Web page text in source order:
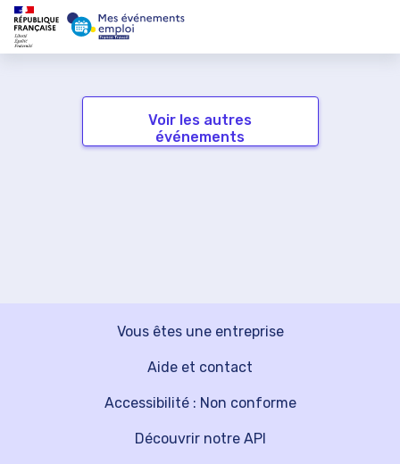
Voir les autres
événements
Vous êtes une entreprise
Découvrir notre API
Aide et contact
Accessibilité : Non conforme